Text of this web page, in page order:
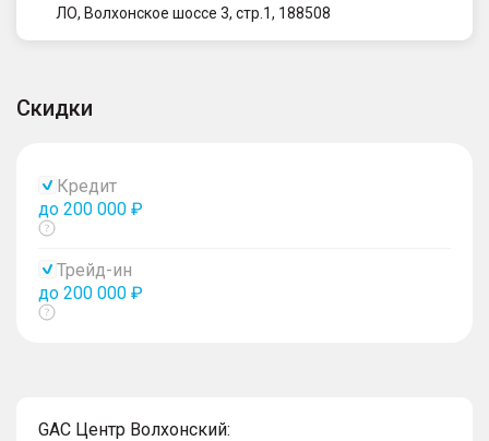
ЛО, Волхонское шоссе 3, стр.1, 188508
Скидки
Кредит
до 200 000 ₽
Показать
Трейд-ин
до 200 000 ₽
Показать
GAC Центр Волхонский: